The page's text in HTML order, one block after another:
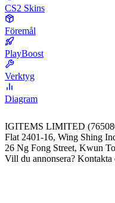
CS2 Skins
Föremål
PlayBoost
Verktyg
Diagram
IGITEMS LIMITED
Flat 2401-16, Wing Shing
26 Ng Fong Street, Kwun
Vill du annonsera? Kontakta